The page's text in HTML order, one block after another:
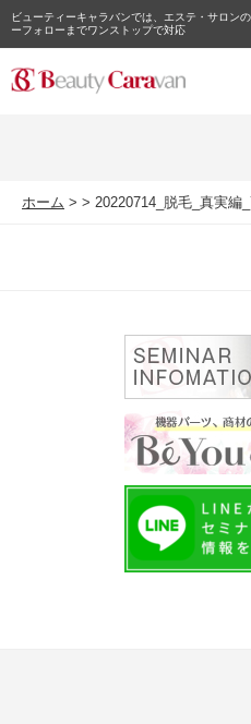
ビューティーキャラバンでは、エステ・サロン
ーフォローまでワンストップで対応
ホーム 20220714_脱毛_真実編